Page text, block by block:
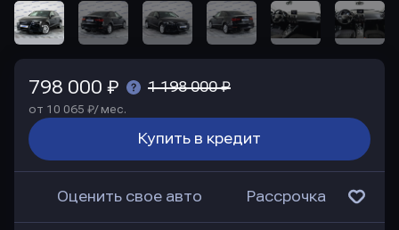
798 000 ₽ 1 198 000 ₽
от 10 065 ₽/ мес.
Купить в кредит
Оценить свое авто Рассрочка